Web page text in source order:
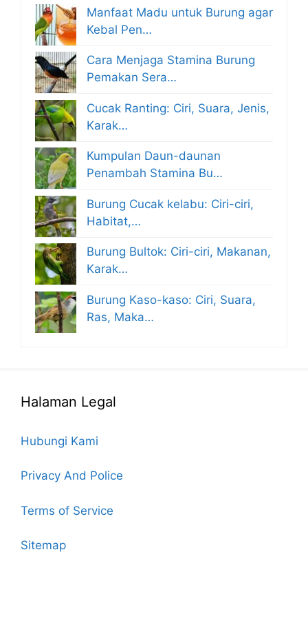
Manfaat Madu untuk Burung agar
Kebal Pen…
Cara Menjaga Stamina Burung
Pemakan Sera…
Cucak Ranting: Ciri, Suara, Jenis,
Karak…
Kumpulan Daun-daunan
Penambah Stamina Bu…
Burung Cucak kelabu: Ciri-ciri,
Habitat,…
Burung Bultok: Ciri-ciri, Makanan,
Karak…
Burung Kaso-kaso: Ciri, Suara,
Ras, Maka…
Halaman Legal
Hubungi Kami
Privacy And Police
Terms of Service
Sitemap